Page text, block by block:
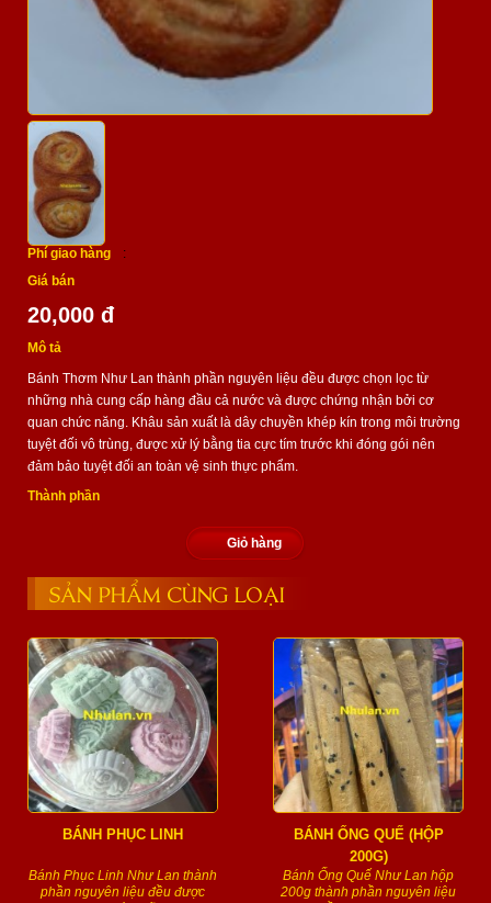
Phí giao hàng
:
Giá bán
20,000 đ
Mô tả
Bánh Thơm Như Lan thành phần nguyên liệu đều được chọn lọc từ
những nhà cung cấp hàng đầu cả nước và được chứng nhận bởi cơ
quan chức năng. Khâu sản xuất là dây chuyền khép kín trong môi trường
tuyệt đối vô trùng, được xử lý bằng tia cực tím trước khi đóng gói nên
đảm bảo tuyệt đối an toàn vệ sinh thực phẩm.
Thành phần
Giỏ hàng
SẢN PHẨM CÙNG LOẠI
BÁNH PHỤC LINH
Bánh Phục Linh Như Lan thành
phần nguyên liệu đều được
BÁNH ỐNG QUẾ (HỘP
200G)
Bánh Ống Quế Như Lan hộp
200g thành phần nguyên liệu